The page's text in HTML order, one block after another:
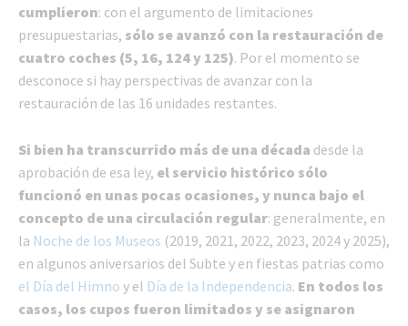
cumplieron: con el argumento de limitaciones
presupuestarias, sólo se avanzó con la restauración de
cuatro coches (5, 16, 124 y 125). Por el momento se
desconoce si hay perspectivas de avanzar con la
restauración de las 16 unidades restantes.
Si bien ha transcurrido más de una década desde la
aprobación de esa ley, el servicio histórico sólo
funcionó en unas pocas ocasiones, y nunca bajo el
concepto de una circulación regular: generalmente, en
la Noche de los Museos (2019, 2021, 2022, 2023, 2024 y 2025),
en algunos aniversarios del Subte y en fiestas patrias como
el Día del Himno y el Día de la Independencia. En todos los
casos, los cupos fueron limitados y se asignaron